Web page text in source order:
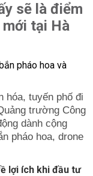
sẽ là điểm
mới tại Hà
hóa, tuyến phố đi
trường Công
dành cộng
pháo hoa, drone
lợi ích khi đầu tư